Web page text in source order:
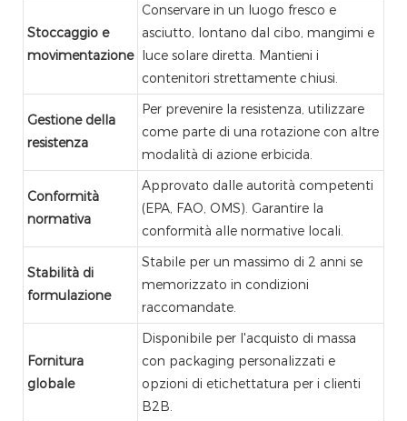
Stoccaggio e
movimentazione
Conservare in un luogo fresco e
asciutto, lontano dal cibo, mangimi e
luce solare diretta. Mantieni i
contenitori strettamente chiusi.
Gestione della
resistenza
Per prevenire la resistenza, utilizzare
come parte di una rotazione con altre
modalità di azione erbicida.
Conformità
normativa
Approvato dalle autorità competenti
(EPA, FAO, OMS). Garantire la
conformità alle normative locali.
Stabilità di
formulazione
Stabile per un massimo di 2 anni se
memorizzato in condizioni
raccomandate.
Fornitura
globale
Disponibile per l'acquisto di massa
con packaging personalizzati e
opzioni di etichettatura per i clienti
B2B.